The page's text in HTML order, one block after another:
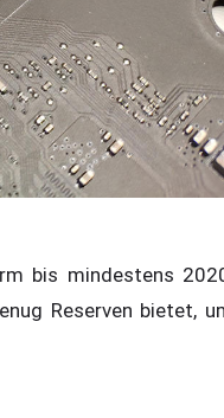
bis mindestens
Reserven bietet,